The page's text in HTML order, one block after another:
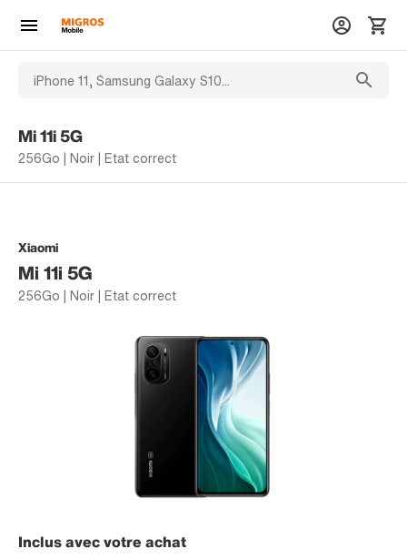
Mi 11i 5G
256Go | Noir | Etat correct
Xiaomi
Mi 11i 5G
256Go | Noir | Etat correct
Inclus avec votre achat